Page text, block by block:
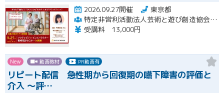
2026.09.27開催
東京都
特定非営利活動法人芸術と遊び創造協会 高齢者アクティビティ開発センター
受講料 13,000円
New 動画教材 PR動画有
リピート配信 急性期から回復期の嚥下障害の評価と
介入 〜評…